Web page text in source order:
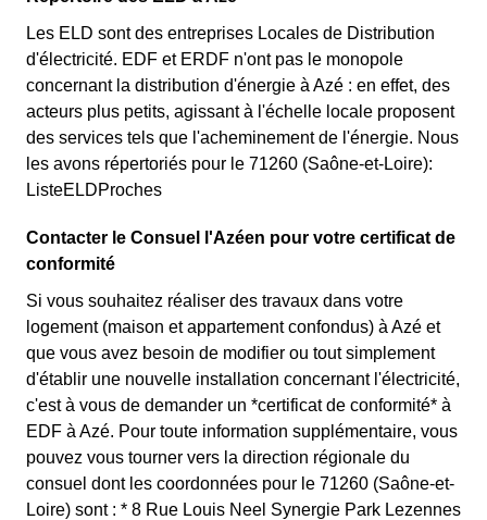
Les ELD sont des entreprises Locales de Distribution
d'électricité. EDF et ERDF n'ont pas le monopole
concernant la distribution d'énergie à Azé : en effet, des
acteurs plus petits, agissant à l'échelle locale proposent
des services tels que l'acheminement de l'énergie. Nous
les avons répertoriés pour le 71260 (Saône-et-Loire):
ListeELDProches
Contacter le Consuel l'Azéen pour votre certificat de
conformité
Si vous souhaitez réaliser des travaux dans votre
logement (maison et appartement confondus) à Azé et
que vous avez besoin de modifier ou tout simplement
d'établir une nouvelle installation concernant l'électricité,
c'est à vous de demander un *certificat de conformité* à
EDF à Azé. Pour toute information supplémentaire, vous
pouvez vous tourner vers la direction régionale du
consuel dont les coordonnées pour le 71260 (Saône-et-
Loire) sont : * 8 Rue Louis Neel Synergie Park Lezennes